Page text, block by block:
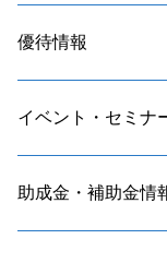
優待情報
イベント・セミナ
助成金・補助金情